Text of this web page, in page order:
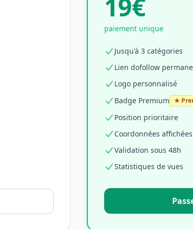
19€
paiement unique
Jusqu'à 3 catégories
Lien dofollow
Logo personnalisé
Badge Premium ★
Position prioritaire
Coordonnées
Validation sous 48h
Statistiques de vues